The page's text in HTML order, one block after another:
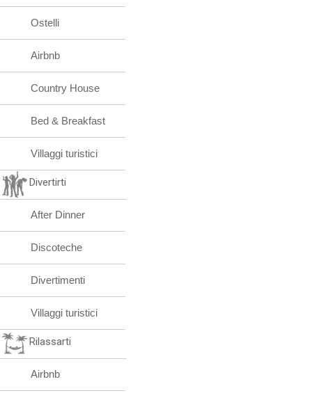
Ostelli
Airbnb
Country House
Bed & Breakfast
Villaggi turistici
Divertirti
After Dinner
Discoteche
Divertimenti
Villaggi turistici
Rilassarti
Airbnb